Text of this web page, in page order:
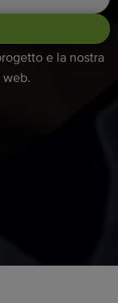
e la nostra